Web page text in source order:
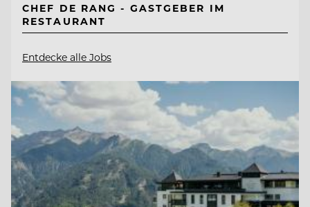
CHEF DE RANG - GASTGEBER IM
RESTAURANT
Entdecke alle Jobs